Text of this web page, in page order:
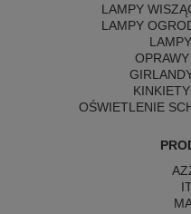
LAMPY
LAMPY
OŚWIETLENIE